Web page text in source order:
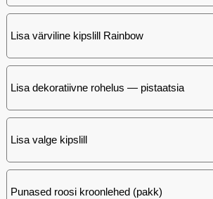
Lisa värviline kipslill Rainbow
Lisa dekoratiivne rohelus — pistaatsia
Lisa valge kipslill
Punased roosi kroonlehed (pakk)